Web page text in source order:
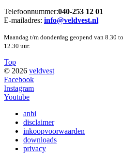
Telefoonnummer:040-253 12 01
E-mailadres: info@veldvest.nl
Maandag t/m donderdag geopend van 8.30
12.30 uur.
Top
© 2026 veldvest
Facebook
Instagram
Youtube
anbi
disclaimer
inkoopvoorwaarden
downloads
privacy